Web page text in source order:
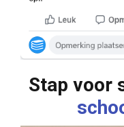
Stap voor